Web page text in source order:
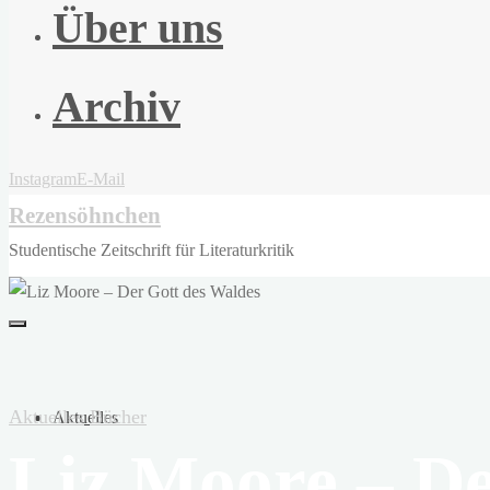
Über uns
Archiv
InstagramE-Mail
Rezensöhnchen
Studentische Zeitschrift für Literaturkritik
Aktuelles
Aktuelles Bücher